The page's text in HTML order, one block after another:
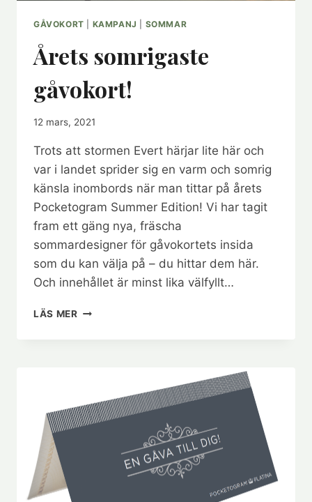
GÅVOKORT KAMPANJ SOMMAR
Årets somrigaste
gåvokort!
12 mars, 2021
Trots att stormen Evert härjar lite här och
var i landet sprider sig en varm och somrig
känsla inombords när man tittar på årets
Pocketogram Summer Edition! Vi har tagit
fram ett gäng nya, fräscha
sommardesigner för gåvokortets insida
som du kan välja på – du hittar dem här.
Och innehållet är minst lika välfyllt…
LÄS MERÅRETS